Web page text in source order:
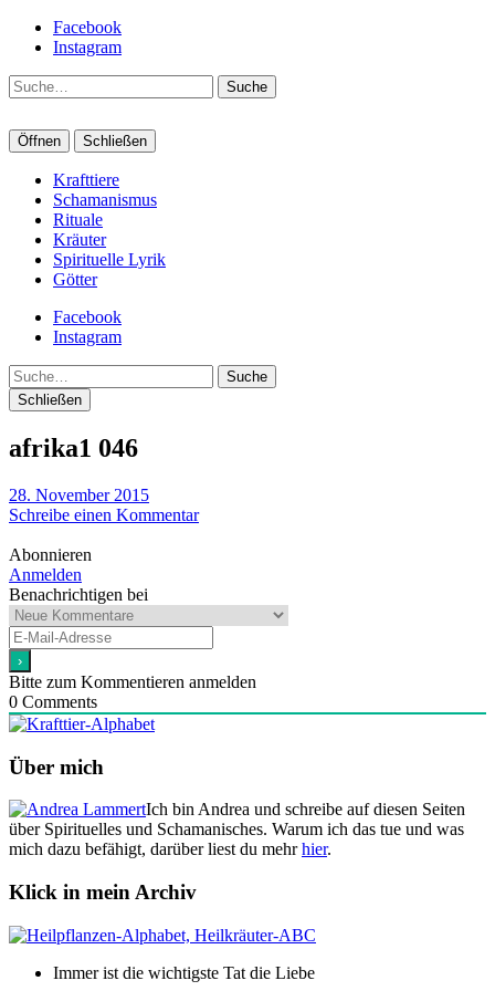
Facebook
Instagram
Suche
Öffnen Schließen
Krafttiere
Schamanismus
Rituale
Kräuter
Spirituelle Lyrik
Götter
Facebook
Instagram
Suche
Schließen
afrika1 046
28. November 2015
Schreibe einen Kommentar
Abonnieren
Anmelden
Benachrichtigen bei
Bitte zum Kommentieren anmelden
0 Comments
Über mich
Ich bin Andrea und schreibe auf diesen Seiten
über Spirituelles und Schamanisches. Warum ich das tue und was
mich dazu befähigt, darüber liest du mehrhier.
Klick in mein Archiv
Immer ist die wichtigste Tat die Liebe